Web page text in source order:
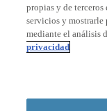
Acreditaciones
© 2026 La Salle
propias y de
servicios y mostrarle
mediante el análisis
privacidad